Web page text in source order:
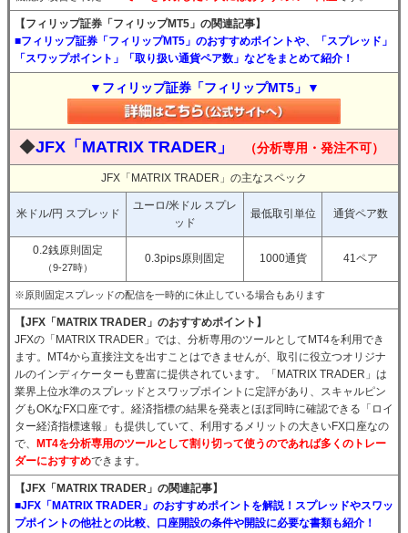
【フィリップ証券「フィリップMT5」の関連記事】
■フィリップ証券「フィリップMT5」のおすすめポイントや、「スプレッド」
「スワップポイント」「取り扱い通貨ペア数」などをまとめて紹介！
▼フィリップ証券「フィリップMT5」▼
◆JFX「MATRIX TRADER」 （分析専用・発注不可）
JFX「MATRIX TRADER」の主なスペック
米ドル/円 スプレッド
ユーロ/米ドル スプレ
ッド
最低取引単位 通貨ペア数
0.2銭原則固定
（9-27時）
0.3pips原則固定 1000通貨 41ペア
※原則固定スプレッドの配信を一時的に休止している場合もあります
【JFX「MATRIX TRADER」のおすすめポイント】
JFXの「MATRIX TRADER」では、分析専用のツールとしてMT4を利用でき
ます。MT4から直接注文を出すことはできませんが、取引に役立つオリジナ
ルのインディケーターも豊富に提供されています。「MATRIX TRADER」は
業界上位水準のスプレッドとスワップポイントに定評があり、スキャルピン
グもOKなFX口座です。経済指標の結果を発表とほぼ同時に確認できる「ロイ
ター経済指標速報」も提供していて、利用するメリットの大きいFX口座なの
で、
MT4を分析専用のツールとして割り切って使うのであれば多くのトレー
ダーにおすすめできます。
【JFX「MATRIX TRADER」の関連記事】
■JFX「MATRIX TRADER」のおすすめポイントを解説！スプレッドやスワッ
プポイントの他社との比較、口座開設の条件や開設に必要な書類も紹介！